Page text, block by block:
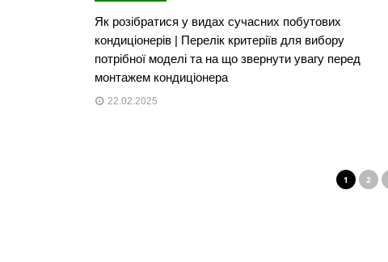
Як розібратися у видах сучасних побутових
кондиціонерів | Перелік критеріїв для вибору
потрібної моделі та на що звернути увагу перед
монтажем кондиціонера
22.02.2025
1 2